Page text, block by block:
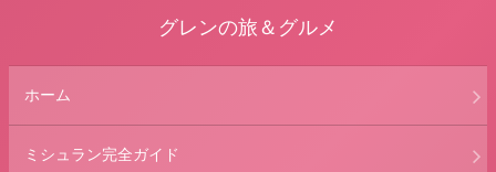
グレンの旅＆グルメ
ホーム
ミシュラン完全ガイド